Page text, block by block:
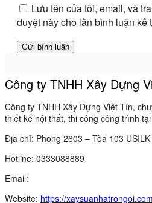
Lưu tên của tôi, email, và
duyệt này cho lần bình luận kế
Công ty TNHH Xây Dựng
Công ty TNHH Xây Dựng Việt Tín,
thiết kế nội thất, thi công công trình
Địa chỉ: Phong 2603 – Tòa 103
Hotline: 0333088889
Email:
Website: https://xaysuanhatrongoi.com